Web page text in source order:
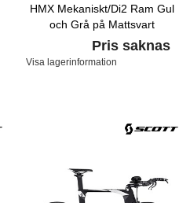
HMX Mekaniskt/Di2 Ram Gul
och Grå på Mattsvart
Pris saknas
Visa lagerinformation